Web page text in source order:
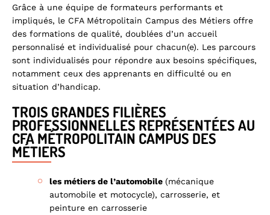
Grâce à une équipe de formateurs performants et
impliqués, le CFA Métropolitain Campus des Métiers offre
des formations de qualité, doublées d’un accueil
personnalisé et individualisé pour chacun(e). Les parcours
sont individualisés pour répondre aux besoins spécifiques,
notamment ceux des apprenants en difficulté ou en
situation d’handicap.
TROIS GRANDES FILIÈRES
PROFESSIONNELLES REPRÉSENTÉES AU
CFA MÉTROPOLITAIN CAMPUS DES
MÉTIERS
les métiers de l’automobile (mécanique
automobile et motocycle), carrosserie, et
peinture en carrosserie